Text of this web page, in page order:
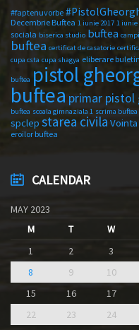
#faptenuvorbe
Decembrie Buftea 1 iunie 2017 1 iunie
sociala biserica studio buftea
buftea certificat de casatorie
cupa csta cupa shagya eliberare buletin
buftea pistol
buftea primar pistol
buftea scoala gimnaziala 1 scrima buftea
spclep starea civila
eroilor buftea
CALENDAR
MAY 2023
M
T W
1
2 3
8
9 10
15
16 17
22
23 24